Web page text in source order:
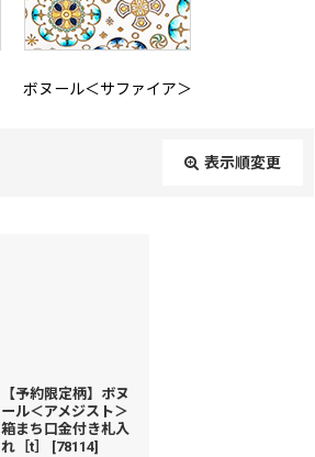
ボヌール＜サファイア＞
表示順変更
絞り込む
【予約限定柄】ボヌ
ール＜アメジスト＞
箱まち口金付き札入
れ［t］
[78114]